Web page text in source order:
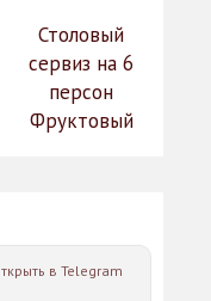
Столовый
сервиз на 6
персон
Фруктовый
в Telegram